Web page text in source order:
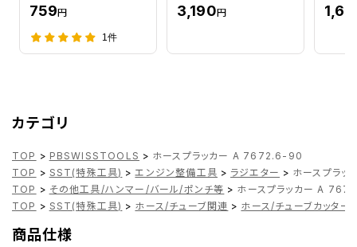
759円
1件
3,190円
カテゴリ
TOP > PBSWISSTOOLS > ホースプラッカー A 7672.6-90
TOP > SST(特殊工具) > エンジン整備工具 > ラジエター > ホースプラ
TOP > その他工具/ハンマー/バール/ポンチ等 > ホースプラッカー A
TOP > SST(特殊工具) > ホース/チューブ関連 > ホース/チューブカッター
商品仕様